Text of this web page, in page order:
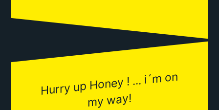
Hurry up Honey ! ... i´
m on
my way!